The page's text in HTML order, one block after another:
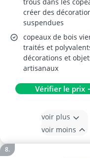
créer des
suspendues
copeaux de bois
traités et
décorations et
artisanaux
Vérifier le prix
voir plus
voir moins